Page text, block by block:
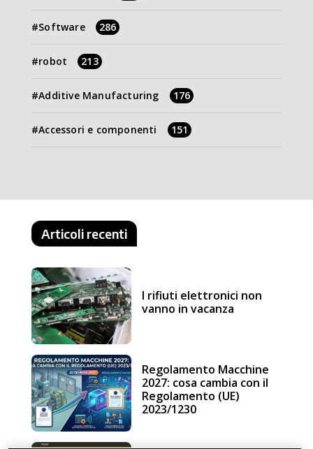
Software 286
robot 213
Additive Manufacturing 176
Accessori e componenti 151
Articoli recenti
I rifiuti elettronici non
vanno in vacanza
Regolamento Macchine
2027: cosa cambia con il
Regolamento (UE)
2023/1230